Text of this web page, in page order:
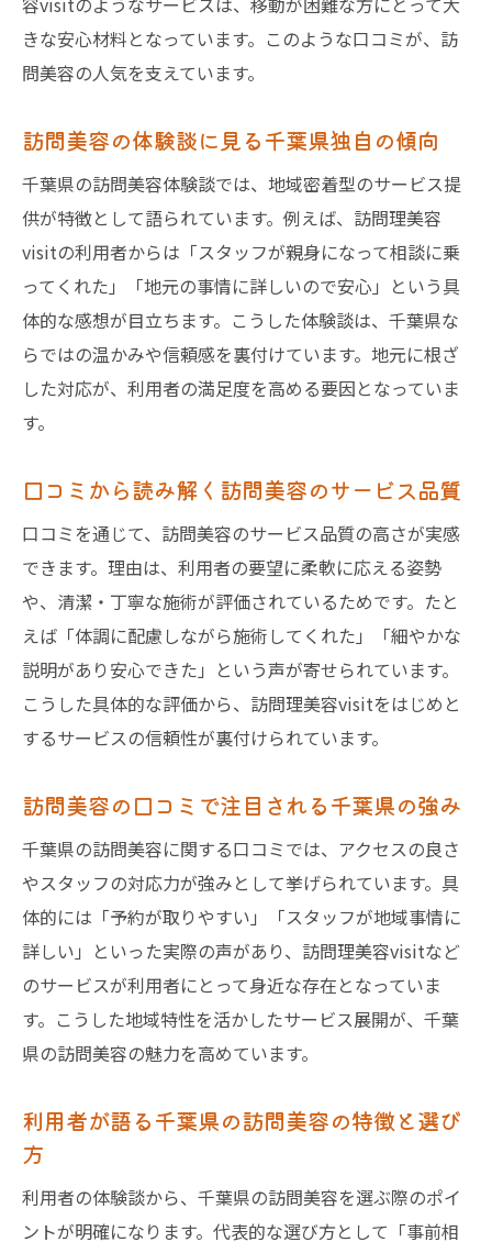
きな安心材料となっています。このような口コミが、訪
問美容の人気を支えています。
訪問美容の体験談に見る千葉県独自の傾向
千葉県の訪問美容体験談では、地域密着型のサービス提
供が特徴として語られています。例えば、訪問理美容
visitの利用者からは「スタッフが親身になって相談に乗
ってくれた」「地元の事情に詳しいので安心」という具
体的な感想が目立ちます。こうした体験談は、千葉県な
らではの温かみや信頼感を裏付けています。地元に根ざ
した対応が、利用者の満足度を高める要因となっていま
す。
口コミから読み解く訪問美容のサービス品質
口コミを通じて、訪問美容のサービス品質の高さが実感
できます。理由は、利用者の要望に柔軟に応える姿勢
や、清潔・丁寧な施術が評価されているためです。たと
えば「体調に配慮しながら施術してくれた」「細やかな
説明があり安心できた」という声が寄せられています。
こうした具体的な評価から、訪問理美容visitをはじめと
するサービスの信頼性が裏付けられています。
訪問美容の口コミで注目される千葉県の強み
千葉県の訪問美容に関する口コミでは、アクセスの良さ
やスタッフの対応力が強みとして挙げられています。具
体的には「予約が取りやすい」「スタッフが地域事情に
詳しい」といった実際の声があり、訪問理美容visitなど
のサービスが利用者にとって身近な存在となっていま
す。こうした地域特性を活かしたサービス展開が、千葉
県の訪問美容の魅力を高めています。
利用者が語る千葉県の訪問美容の特徴と選び
方
利用者の体験談から、千葉県の訪問美容を選ぶ際のポイ
ントが明確になります。代表的な選び方として「事前相